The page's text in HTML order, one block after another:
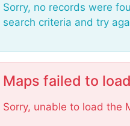
g
.
Sorry, no records were
search criteria and try
Maps failed to load
Sorry, unable to load the